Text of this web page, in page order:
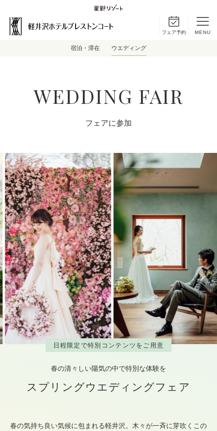
フェア予約 MENU
宿泊・滞在 ウエディング
WEDDING FAIR
フェアに参加
日程限定で特別コンテンツをご用意
春の清々しい陽気の中で特別な体験を
スプリングウエディングフェア
春の気持ち良い気候に包まれる軽井沢。木々が一斉に芽吹くこの